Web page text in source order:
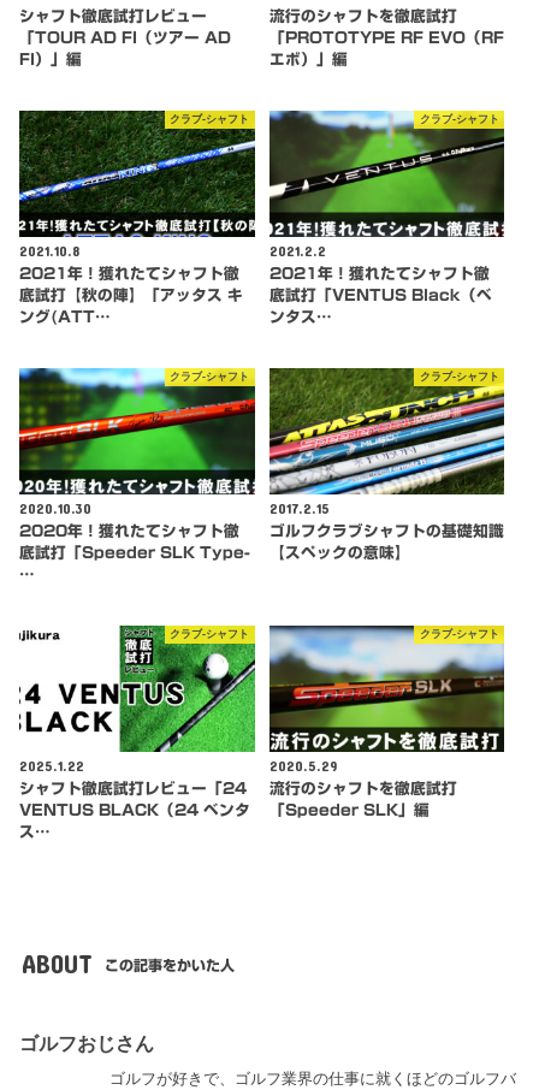
シャフト徹底試打レビュー
「TOUR AD FI（ツアー AD
FI）」編
流行のシャフトを徹底試打
「PROTOTYPE RF EVO（RF
エボ）」編
クラブ-シャフト
2021.10.8
2021年！獲れたてシャフト徹
底試打【秋の陣】「アッタス キ
ング(ATT…
クラブ-シャフト
2021.2.2
2021年！獲れたてシャフト徹
底試打「VENTUS Black（ベ
ンタス…
クラブ-シャフト
2020.10.30
2020年！獲れたてシャフト徹
底試打「Speeder SLK Type-
…
クラブ-シャフト
2017.2.15
ゴルフクラブシャフトの基礎知識
【スペックの意味】
クラブ-シャフト
2025.1.22
シャフト徹底試打レビュー「24
VENTUS BLACK（24 ベンタ
ス…
クラブ-シャフト
2020.5.29
流行のシャフトを徹底試打
「Speeder SLK」編
ABOUT この記事をかいた人
ゴルフおじさん
ゴルフが好きで、ゴルフ業界の仕事に就くほどのゴルフバ